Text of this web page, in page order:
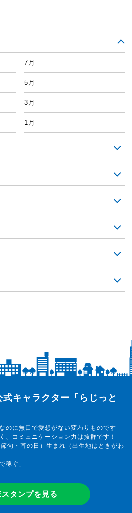
7月
5月
3月
1月
キャラクター「らじっと
のに無口で愛想がない変わりものです
、コミュニケーション力は抜群です！
句・耳の日）生まれ（出生地はときがわ
稼ぐ」
タンプを見る